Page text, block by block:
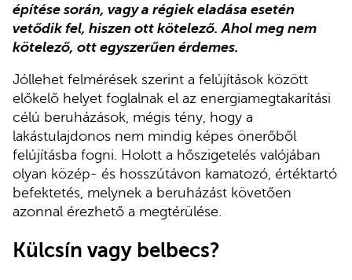
építése során, vagy a régiek eladása esetén
vetődik fel, hiszen ott kötelező. Ahol meg nem
kötelező, ott egyszerűen érdemes.
Jóllehet felmérések szerint a felújítások között
előkelő helyet foglalnak el az energiamegtakarítási
célú beruházások, mégis tény, hogy a
lakástulajdonos nem mindig képes önerőből
felújításba fogni. Holott a hőszigetelés valójában
olyan közép- és hosszútávon kamatozó, értéktartó
befektetés, melynek a beruházást követően
azonnal érezhető a megtérülése.
Külcsín vagy belbecs?